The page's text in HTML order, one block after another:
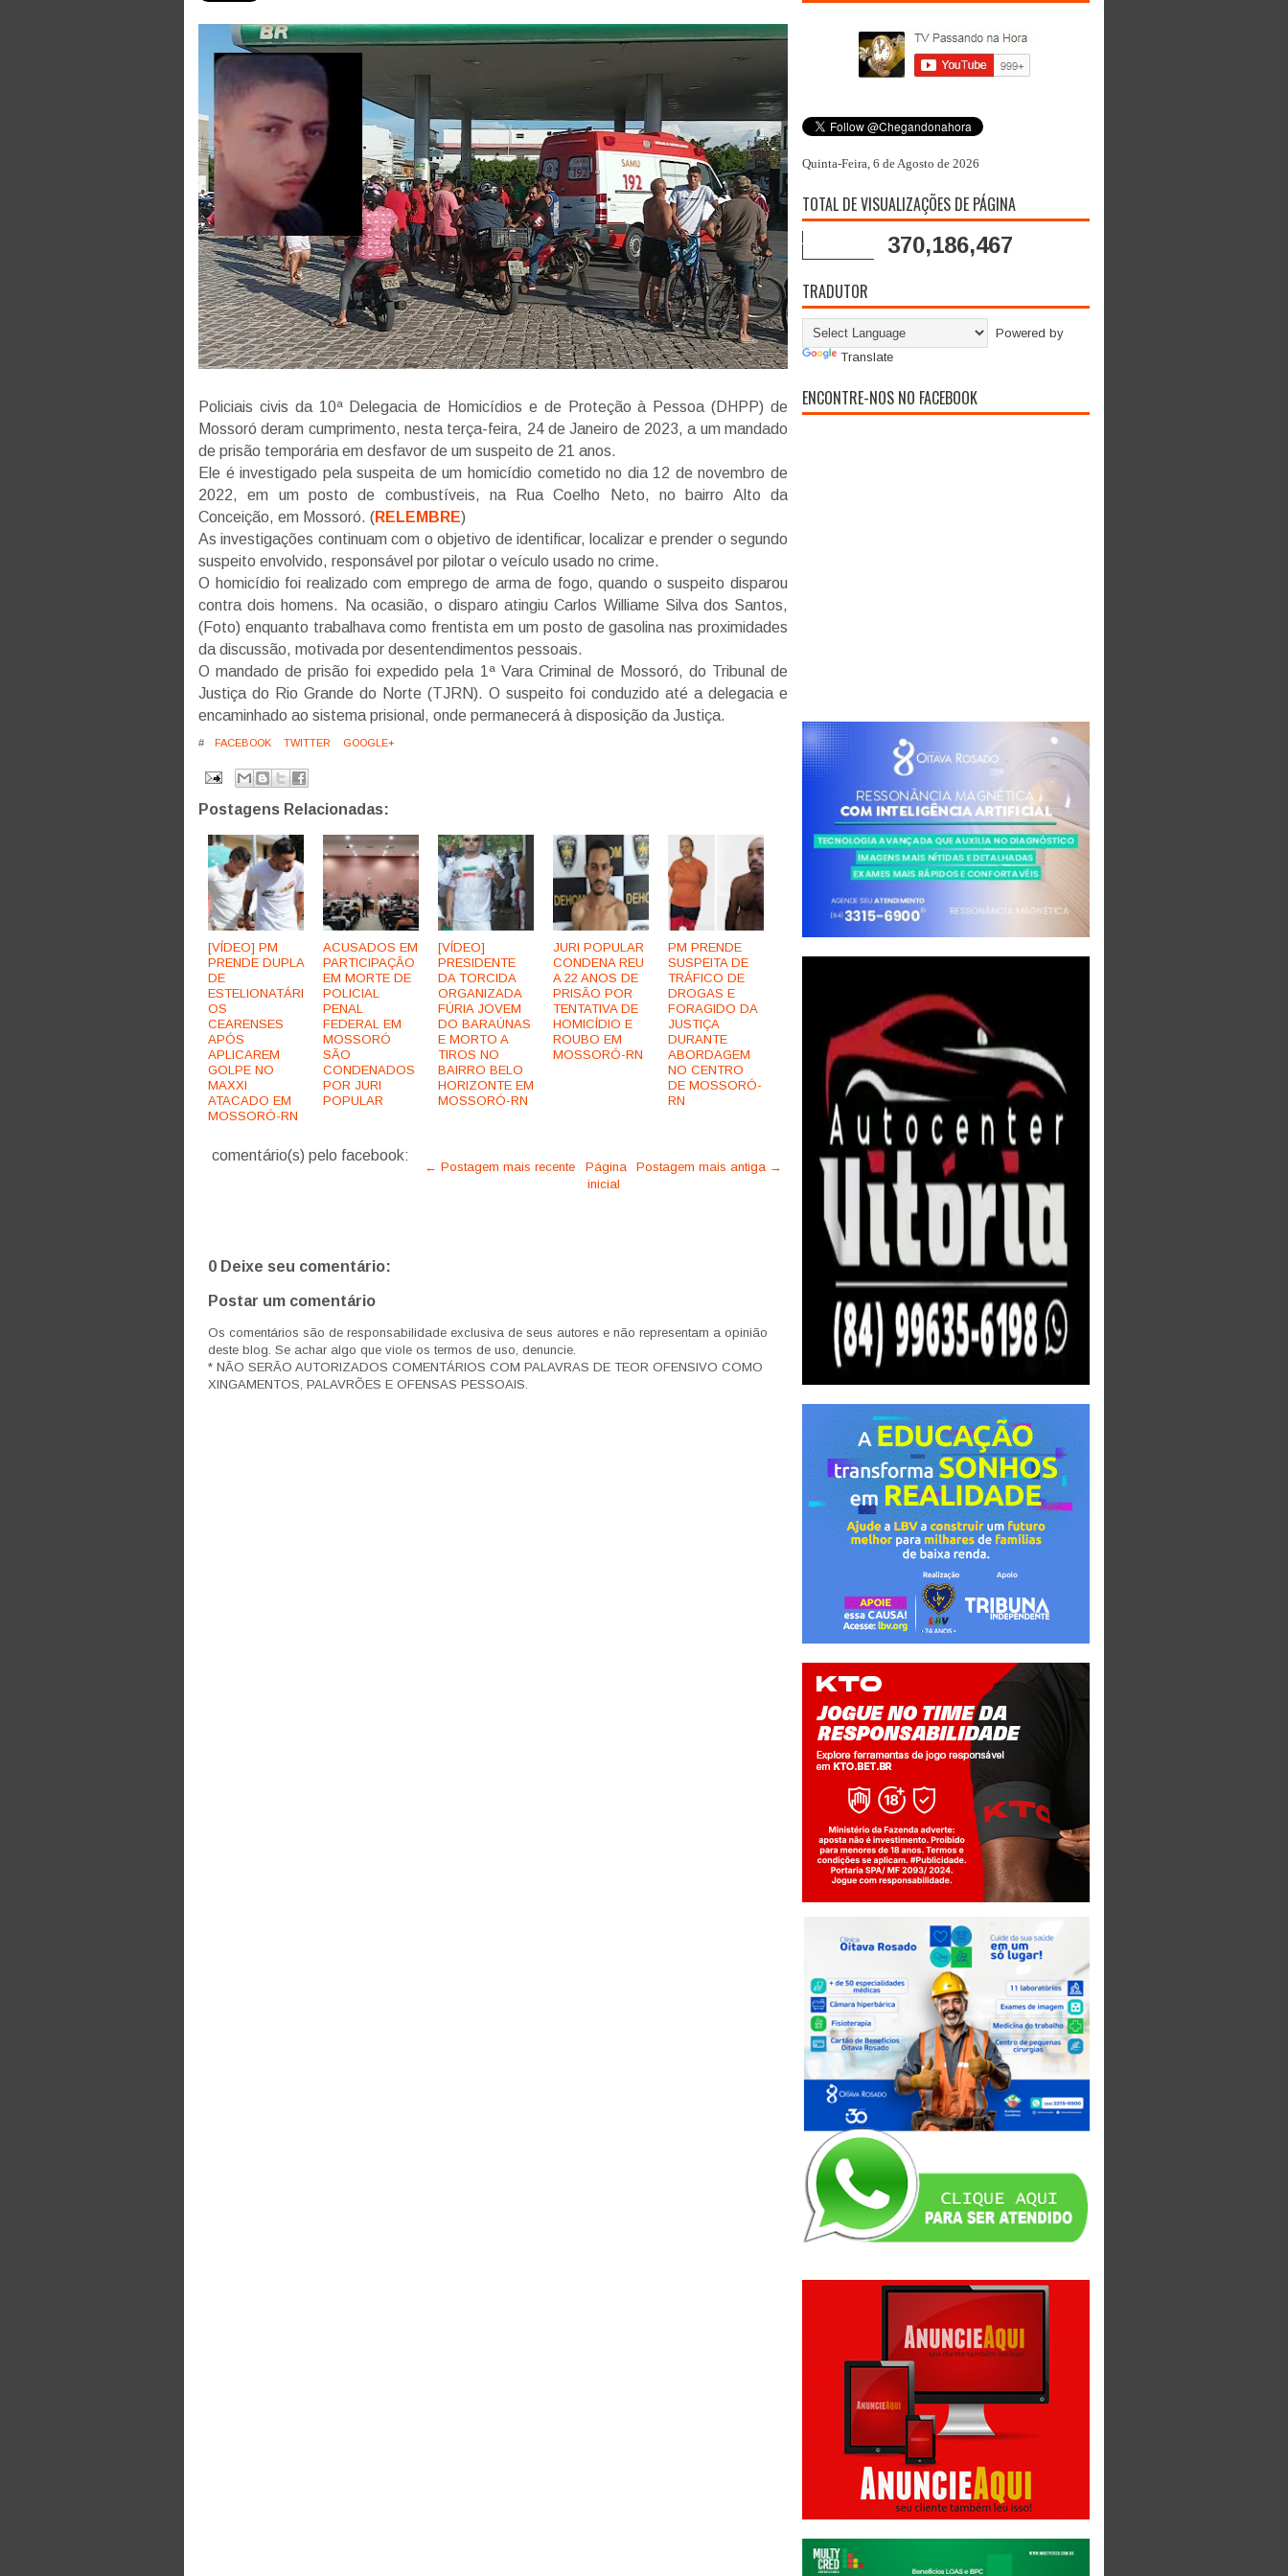
Policiais civis da 10ª Delegacia de Homicídios e de Proteção à Pessoa (DHPP) de
Mossoró deram cumprimento, nesta terça-feira, 24 de Janeiro de 2023, a um mandado
de prisão temporária em desfavor de um suspeito de 21 anos.
Ele é investigado pela suspeita de um homicídio cometido no dia 12 de novembro de
2022, em um posto de combustíveis, na Rua Coelho Neto, no bairro Alto da
Conceição, em Mossoró. (RELEMBRE)
As investigações continuam com o objetivo de identificar, localizar e prender o segundo
suspeito envolvido, responsável por pilotar o veículo usado no crime.
O homicídio foi realizado com emprego de arma de fogo, quando o suspeito disparou
contra dois homens. Na ocasião, o disparo atingiu Carlos Williame Silva dos Santos,
(Foto) enquanto trabalhava como frentista em um posto de gasolina nas proximidades
da discussão, motivada por desentendimentos pessoais.
O mandado de prisão foi expedido pela 1ª Vara Criminal de Mossoró, do Tribunal de
Justiça do Rio Grande do Norte (TJRN). O suspeito foi conduzido até a delegacia e
encaminhado ao sistema prisional, onde permanecerá à disposição da Justiça.
# FACEBOOK TWITTER GOOGLE+
Postagens Relacionadas:
[VÍDEO] PM
PRENDE DUPLA
DE
ESTELIONATÁRI
OS
CEARENSES
APÓS
APLICAREM
GOLPE NO
MAXXI
ATACADO EM
MOSSORÓ-RN
ACUSADOS EM
PARTICIPAÇÃO
EM MORTE DE
POLICIAL
PENAL
FEDERAL EM
MOSSORÓ
SÃO
CONDENADOS
POR JURI
POPULAR
[VÍDEO]
PRESIDENTE
DA TORCIDA
ORGANIZADA
FÚRIA JOVEM
DO BARAÚNAS
E MORTO A
TIROS NO
BAIRRO BELO
HORIZONTE EM
MOSSORÓ-RN
JURI POPULAR
CONDENA REU
A 22 ANOS DE
PRISÃO POR
TENTATIVA DE
HOMICÍDIO E
ROUBO EM
MOSSORÓ-RN
PM PRENDE
SUSPEITA DE
TRÁFICO DE
DROGAS E
FORAGIDO DA
JUSTIÇA
DURANTE
ABORDAGEM
NO CENTRO
DE MOSSORÓ-
RN
comentário(s) pelo facebook:
← Postagem mais recente Postagem mais antiga →
Página
inicial
0 Deixe seu comentário:
Postar um comentário
Os comentários são de responsabilidade exclusiva de seus autores e não representam a opinião
deste blog. Se achar algo que viole os termos de uso, denuncie.
* NÃO SERÃO AUTORIZADOS COMENTÁRIOS COM PALAVRAS DE TEOR OFENSIVO COMO
XINGAMENTOS, PALAVRÕES E OFENSAS PESSOAIS.
Quinta-Feira, 6 de Agosto de 2026
TOTAL DE VISUALIZAÇÕES DE PÁGINA
370,186,467
TRADUTOR
Powered by
Translate
ENCONTRE-NOS NO FACEBOOK
Jogue com responsabilidade. 18+